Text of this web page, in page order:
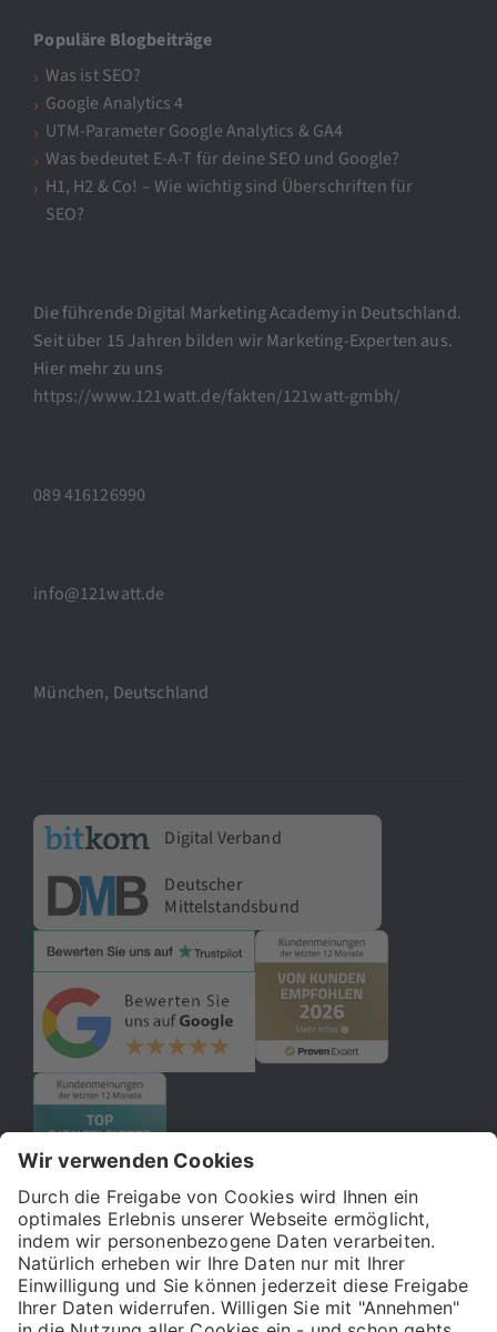
Populäre Blogbeiträge
Was ist SEO?
Google Analytics 4
UTM-Parameter Google Analytics & GA4
Was bedeutet E-A-T für deine SEO und Google?
H1, H2 & Co! – Wie wichtig sind Überschriften für
SEO?
Die führende Digital Marketing Academy in Deutschland.
Seit über 15 Jahren bilden wir Marketing-Experten aus.
Hier mehr zu uns
https://www.121watt.de/fakten/121watt-gmbh/
089 416126990
info@121watt.de
München, Deutschland
Digital Verband
Deutscher
Mittelstandsbund